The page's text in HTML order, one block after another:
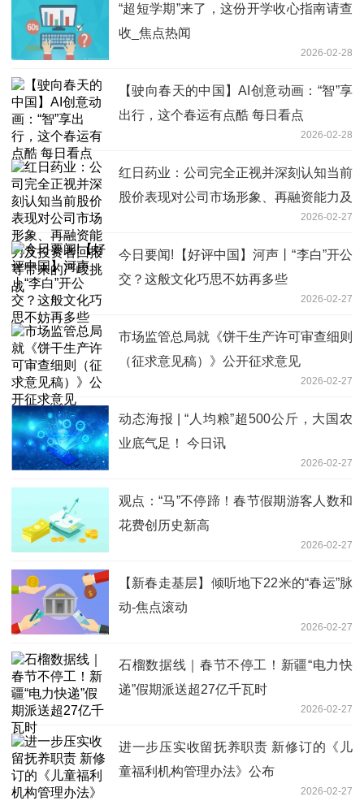
“超短学期”来了，这份开学收心指南请查
收_焦点热闻
2026-02-28
【驶向春天的中国】AI创意动画：“智”享
出行，这个春运有点酷 每日看点
2026-02-28
红日药业：公司完全正视并深刻认知当前
股价表现对公司市场形象、再融资能力及
2026-02-27
今日要闻!【好评中国】河声丨“李白”开公
交？这般文化巧思不妨再多些
2026-02-27
市场监管总局就《饼干生产许可审查细则
（征求意见稿）》公开征求意见
2026-02-27
动态海报 | “人均粮”超500公斤，大国农
业底气足！ 今日讯
2026-02-27
观点：“马”不停蹄！春节假期游客人数和
花费创历史新高
2026-02-27
【新春走基层】倾听地下22米的“春运”脉
动-焦点滚动
2026-02-27
石榴数据线｜春节不停工！新疆“电力快
递”假期派送超27亿千瓦时
2026-02-27
进一步压实收留抚养职责 新修订的《儿
童福利机构管理办法》公布
2026-02-27